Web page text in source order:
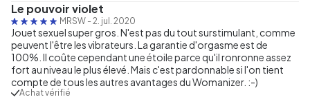
Le pouvoir violet
MRSW - 2. jul. 2020
Jouet sexuel super gros. N'est pas du tout surstimulant, comme
peuvent l'être les vibrateurs. La garantie d'orgasme est de
100%. Il coûte cependant une étoile parce qu'il ronronne assez
fort au niveau le plus élevé. Mais c'est pardonnable si l'on tient
compte de tous les autres avantages du Womanizer. :-)
Achat vérifié